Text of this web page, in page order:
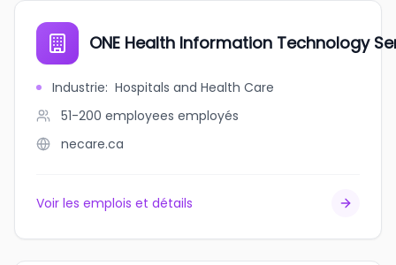
ONE Health Information Technology
Industrie: Hospitals and Health Care
51-200 employees employés
necare.ca
Voir les emplois et détails